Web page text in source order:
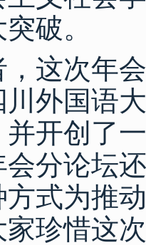
破。
次年会
外国语
开创了
分论坛
式为推
家珍惜这